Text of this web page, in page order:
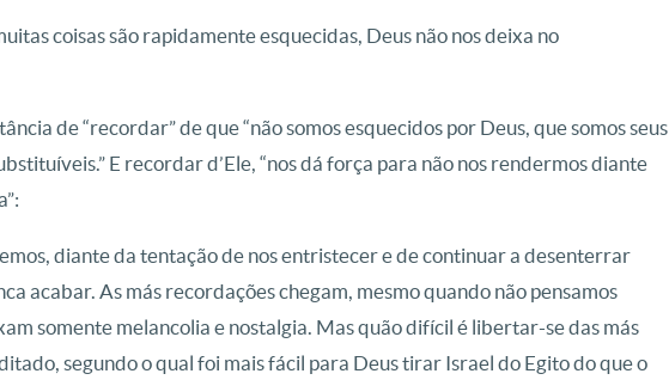
coisas são rapidamente esquecidas, Deus não nos deixa no
de “recordar” de que “não somos esquecidos por Deus, que somos seus
E recordar d’Ele, “nos dá força para não nos rendermos diante
diante da tentação de nos entristecer e de continuar a desenterrar
acabar. As más recordações chegam, mesmo quando não pensamos
somente melancolia e nostalgia. Mas quão difícil é libertar-se das más
segundo o qual foi mais fácil para Deus tirar Israel do Egito do que o